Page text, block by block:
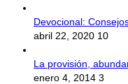
Devocional:
abril 22, 2020 10
La provisión,
enero 4, 2014 3